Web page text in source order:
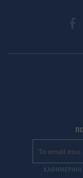
ΚΑΘΗΜΕΡΙΝΗ